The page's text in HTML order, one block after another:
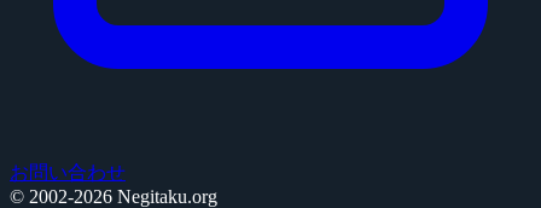
お問い合わせ
© 2002-2026 Negitaku.org